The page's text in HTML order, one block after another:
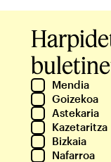
Mendia
Goizekoa
Astekaria
Kazetaritza
Bizkaia
Nafarroa